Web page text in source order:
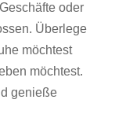
oder
Überlege
möchtest
möchtest.
genieße